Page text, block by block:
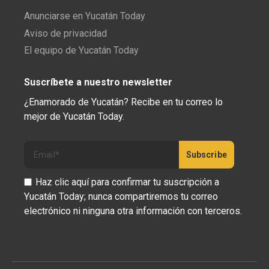
Anunciarse en Yucatán Today
Aviso de privacidad
El equipo de Yucatán Today
Suscríbete a nuestro newsletter
¿Enamorado de Yucatán? Recibe en tu correo lo
mejor de Yucatán Today.
Haz clic aquí para confirmar tu suscripción a
Yucatán Today; nunca compartiremos tu correo
electrónico ni ninguna otra información con terceros.